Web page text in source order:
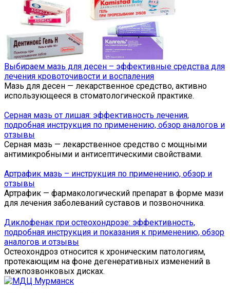
Выбираем мазь для десен – эффективные средства для
лечения кровоточивости и воспаления
Мазь для десен — лекарственное средство, активно
использующееся в стоматологической практике.
Серная мазь от лишая: эффективность лечения,
подробная инструкция по применению, обзор аналогов и
отзывы
Серная мазь — лекарственное средство с мощными
антимикробными и антисептическими свойствами.
Артрафик мазь – инструкция по применению, обзор и
отзывы
Артрафик — фармакологический препарат в форме мази
для лечения заболеваний суставов и позвоночника.
Диклофенак при остеохондрозе: эффективность,
подробная инструкция и показания к применению, обзор
аналогов и отзывы
Остеохондроз относится к хроническим патологиям,
протекающим на фоне дегенеративных изменений в
межпозвонковых дисках.